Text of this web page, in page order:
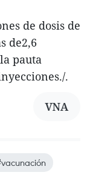
de dosis de
de2,6
pauta
.
VNA